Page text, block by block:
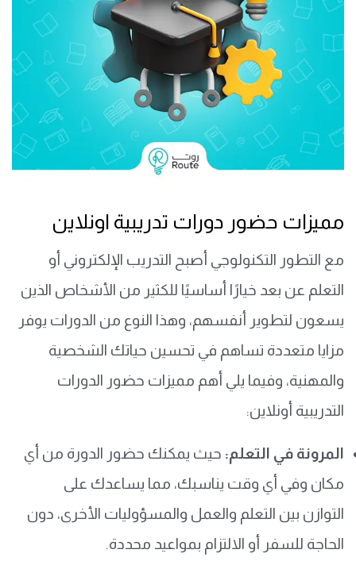
مميزات حضور دورات تدريبية اونلاين
مع التطور التكنولوجي أصبح التدريب الإلكتروني أو
التعلم عن بعد خيارًا أساسيًا للكثير من الأشخاص الذين
يسعون لتطوير أنفسهم، وهذا النوع من الدورات يوفر
مزايا متعددة تساهم في تحسين حياتك الشخصية
والمهنية، وفيما يلي أهم مميزات حضور الدورات
التدريبية أونلاين:
المرونة في التعلم: حيث يمكنك حضور الدورة من أي
مكان وفي أي وقت يناسبك، مما يساعدك على
التوازن بين التعلم والعمل والمسؤوليات الأخرى، دون
الحاجة للسفر أو الالتزام بمواعيد محددة.